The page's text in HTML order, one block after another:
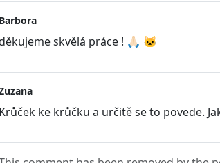
Barbora
skvělá práce ! 🙏🏻 🐱
Krůček ke krůčku a určitě se to povede.